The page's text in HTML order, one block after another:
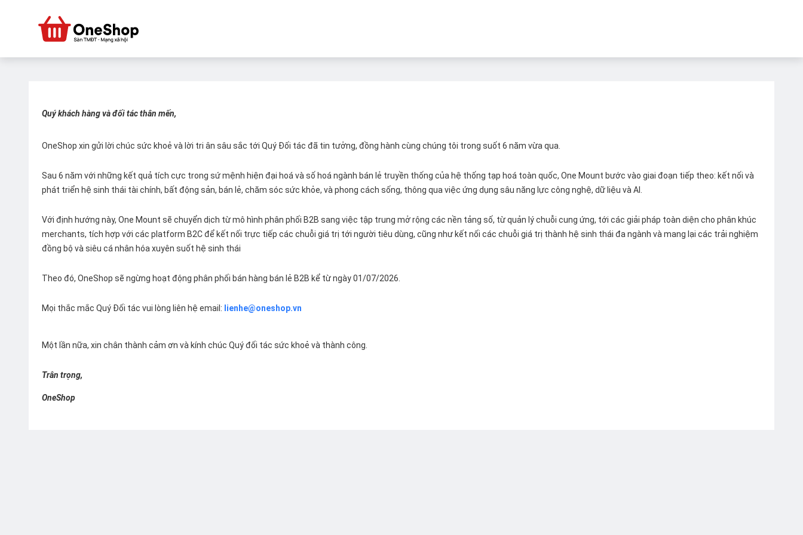
Quý khách hàng và đối tác thân mến,
OneShop xin gửi lời chúc sức khoẻ và lời tri ân sâu sắc tới Quý Đối tác đã tin tưởng, đồng hành cùng chúng tôi trong suốt 6 năm vừa qua.
Sau 6 năm với những kết quả tích cực trong sứ mệnh hiện đại hoá và số hoá ngành bán lẻ truyền thống của hệ thống tạp hoá toàn quốc, One Mount bước vào giai đoạn tiếp theo: kết nối và
phát triển hệ sinh thái tài chính, bất động sản, bán lẻ, chăm sóc sức khỏe, và phong cách sống, thông qua việc ứng dụng sâu năng lực công nghệ, dữ liệu và AI.
Với định hướng này, One Mount sẽ chuyển dịch từ mô hình phân phối B2B sang việc tập trung mở rộng các nền tảng số, từ quản lý chuỗi cung ứng, tới các giải pháp toàn diện cho phân khúc
merchants, tích hợp với các platform B2C để kết nối trực tiếp các chuỗi giá trị tới người tiêu dùng, cũng như kết nối các chuỗi giá trị thành hệ sinh thái đa ngành và mang lại các trải nghiệm
đồng bộ và siêu cá nhân hóa xuyên suốt hệ sinh thái
Theo đó, OneShop sẽ ngừng hoạt động phân phối bán hàng bán lẻ B2B kể từ ngày 01/07/2026.
Mọi thắc mắc Quý Đối tác vui lòng liên hệ email: lienhe@oneshop.vn
Một lần nữa, xin chân thành cảm ơn và kính chúc Quý đối tác sức khoẻ và thành công.
Trân trọng,
OneShop